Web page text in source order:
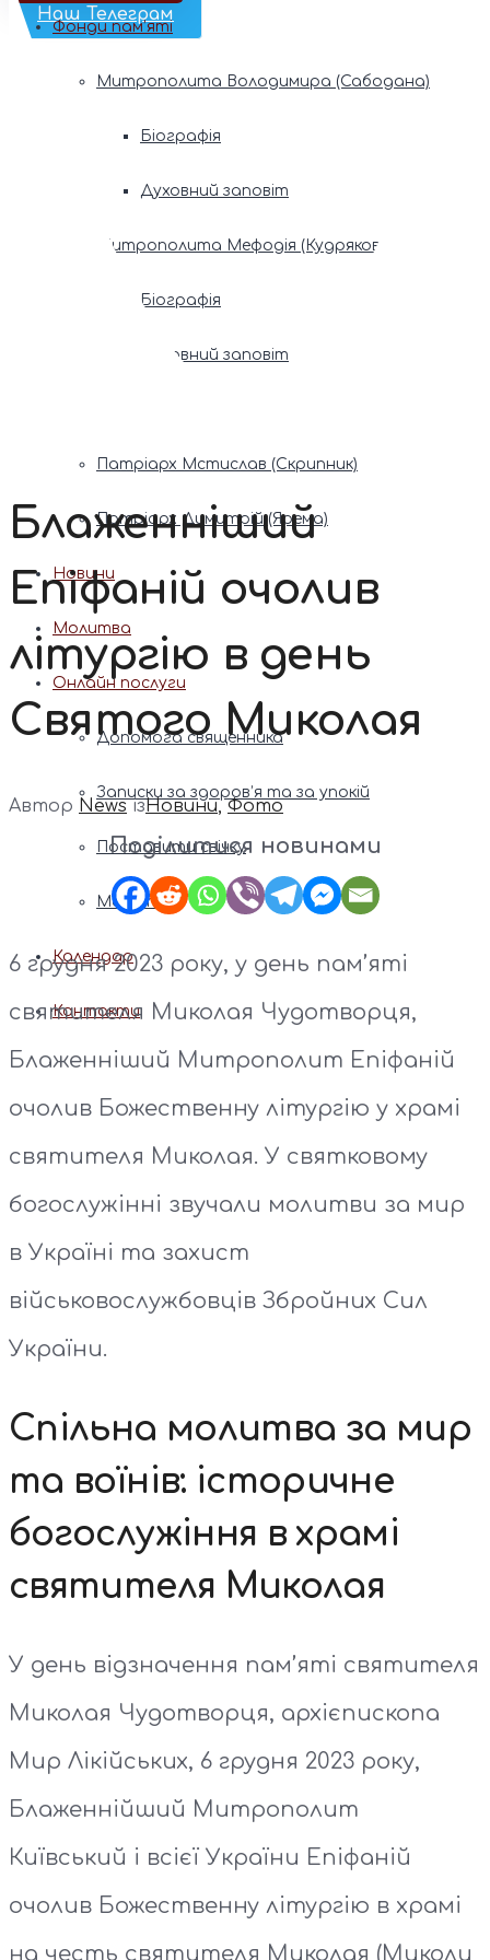
Наш Телеграм
Фонди пам’яті
Митрополита Володимира (Сабодана)
Біографія
Духовний заповіт
Митрополита Мефодія (Кудрякова)
Біографія
Духовний заповіт
Патріарх Мстислав (Скрипник)
Патріарх Димитрій (Ярема)
Новини
Молитва
Онлайн послуги
Допомога священника
Записки за здоров’я та за упокій
Поставити свічку
Молитви
Календар
Контакти
Блаженніший
Епіфаній очолив
літургію в день
Святого Миколая
Автор News ізНовини,Фото
Поділитися новинами
6 грудня 2023 року, у день пам’яті
святителя Миколая Чудотворця,
Блаженніший Митрополит Епіфаній
очолив Божественну літургію у храмі
святителя Миколая. У святковому
богослужінні звучали молитви за мир
в Україні та захист
військовослужбовців Збройних Сил
України.
Спільна молитва за мир
та воїнів: історичне
богослужіння в храмі
святителя Миколая
У день відзначення пам’яті святителя
Миколая Чудотворця, архієпископа
Мир Лікійських, 6 грудня 2023 року,
Блаженнійший Митрополит
Київський і всієї України Епіфаній
очолив Божественну літургію в храмі
на честь святителя Миколая (Миколи